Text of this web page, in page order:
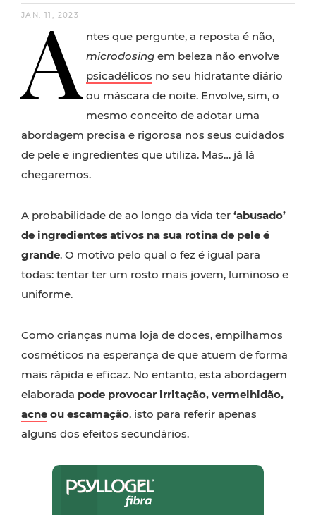
JAN. 11, 2023
A ntes que pergunte, a reposta é não,
microdosing em beleza não envolve
psicadélicos no seu hidratante diário
ou máscara de noite. Envolve, sim, o
mesmo conceito de adotar uma
abordagem precisa e rigorosa nos seus cuidados
de pele e ingredientes que utiliza. Mas… já lá
chegaremos.
A probabilidade de ao longo da vida ter ‘abusado’
de ingredientes ativos na sua rotina de pele é
grande. O motivo pelo qual o fez é igual para
todas: tentar ter um rosto mais jovem, luminoso e
uniforme.
Como crianças numa loja de doces, empilhamos
cosméticos na esperança de que atuem de forma
mais rápida e eficaz. No entanto, esta abordagem
elaborada pode provocar irritação, vermelhidão,
acne ou escamação, isto para referir apenas
alguns dos efeitos secundários.